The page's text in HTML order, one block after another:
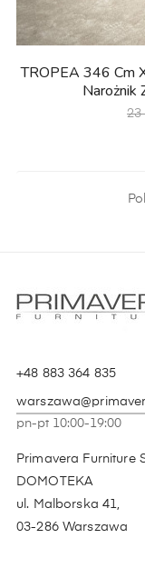
TROPEA 346 Cm
Narożnik
23
+48 883 364 835
pn-pt 10:00-19:00
Primavera Furniture
DOMOTEKA
ul. Malborska 41,
03-286 Warszawa